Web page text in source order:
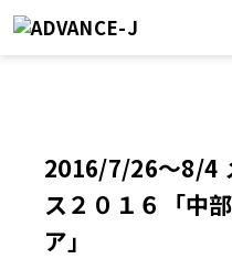
2016/7/26～8/4
ス２０１６「中
ア」